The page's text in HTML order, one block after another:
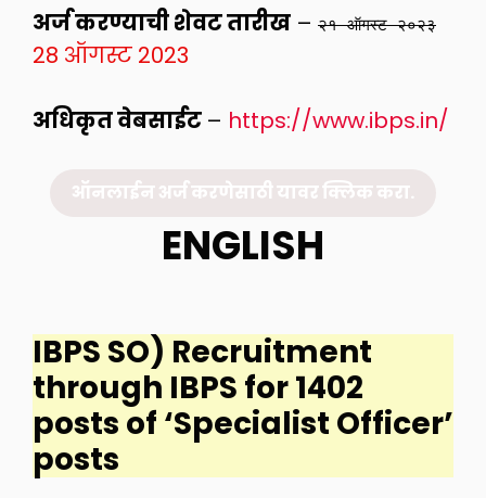
अर्ज करण्याची शेवट तारीख – २१ ऑगस्ट २०२३
28 ऑगस्ट 2023
अधिकृत वेबसाईट – https://www.ibps.in/
ऑनलाईन अर्ज करणेसाठी यावर क्लिक करा.
ENGLISH
IBPS SO) Recruitment
through IBPS for 1402
posts of ‘Specialist Officer’
posts